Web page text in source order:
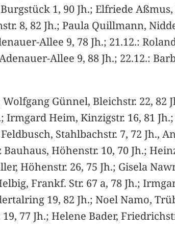
1, 90 Jh.; Elfriede Aßmus,
8, 82 Jh.; Paula Quillmann,
Allee 9, 78 Jh.; 21.12.:
Allee 9, 88 Jh.; 22.12.:
Günnel, Bleichstr. 22, 82
Irmgard Heim, Kinzigstr. 16, 81
Stahlbachstr. 7, 72 Jh.,
Höhenstr. 10, 70 Jh.;
Höhenstr. 26, 75 Jh.; Gisela
Frankf. Str. 67 a, 78 Jh.;
19, 82 Jh.; Noel Namo,
77 Jh.; Helene Bader,